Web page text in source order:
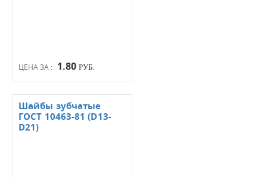
ЦЕНА ЗА : 1.80 РУБ.
Шайбы зубчатые
ГОСТ 10463-81 (D13-
D21)